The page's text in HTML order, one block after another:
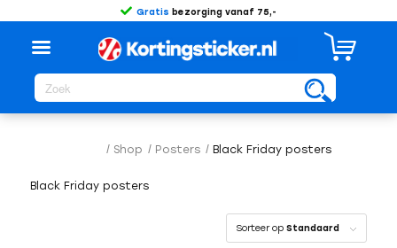
Gratis bezorging vanaf 75,-
/ Shop / Posters / Black Friday posters
Black Friday posters
Sorteer opStandaard